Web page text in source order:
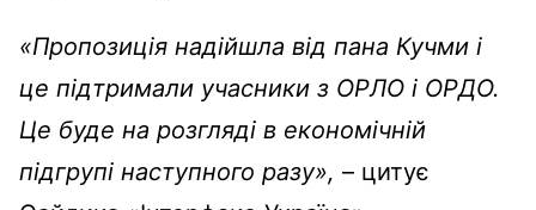
«Пропозиція надійшла від пана Кучми і
це підтримали учасники з ОРЛО і ОРДО.
Це буде на розгляді в економічній
підгрупі наступного разу», – цитує